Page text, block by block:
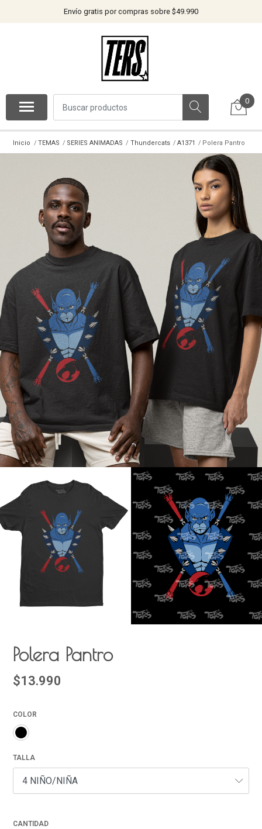
Envío gratis por compras sobre $49.990
0
Inicio TEMAS SERIES ANIMADAS Thundercats A1371 Polera Pantro
Polera Pantro
$13.990
COLOR
TALLA
CANTIDAD